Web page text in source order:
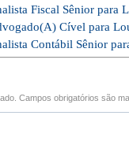
Fiscal Sênior para
Cível para
Contábil Sênior
Campos obrigatórios são